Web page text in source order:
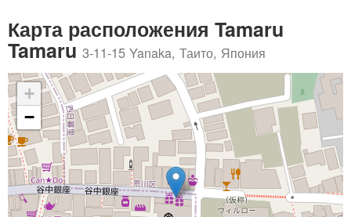
Карта расположения Tamaru
Tamaru 3-11-15 Yanaka, Таито, Япония
+
−